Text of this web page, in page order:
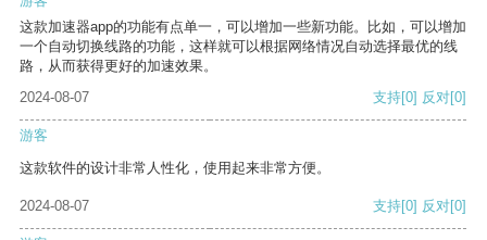
这款加速器app的功能有点单一，可以增加一些新功能。比如，可以增加
一个自动切换线路的功能，这样就可以根据网络情况自动选择最优的线
路，从而获得更好的加速效果。
2024-08-07
支持[0] 反对[0]
游客
这款软件的设计非常人性化，使用起来非常方便。
2024-08-07 支持[0] 反对[0]